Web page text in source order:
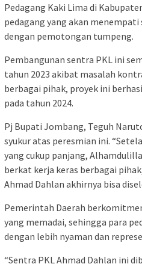
Pedagang Kaki Lima di
pedagang yang akan
dengan pemotongan tumpeng.
Pembangunan sentra PKL ini
tahun 2023 akibat masalah
berbagai pihak, proyek ini
pada tahun 2024.
Pj Bupati Jombang, Teguh
syukur atas peresmian ini.
yang cukup panjang,
berkat kerja keras berbagai
Ahmad Dahlan akhirnya bisa
Pemerintah Daerah
yang memadai, sehingga para
dengan lebih nyaman dan
“Sentra PKL Ahmad Dahlan ini